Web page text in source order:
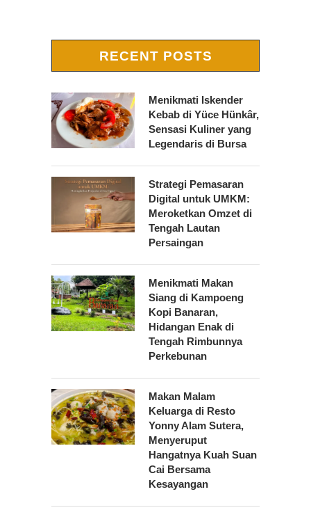
RECENT POSTS
Menikmati Iskender
Kebab di Yüce Hünkâr,
Sensasi Kuliner yang
Legendaris di Bursa
Strategi Pemasaran
Digital untuk UMKM:
Meroketkan Omzet di
Tengah Lautan
Persaingan
Menikmati Makan
Siang di Kampoeng
Kopi Banaran,
Hidangan Enak di
Tengah Rimbunnya
Perkebunan
Makan Malam
Keluarga di Resto
Yonny Alam Sutera,
Menyeruput
Hangatnya Kuah Suan
Cai Bersama
Kesayangan